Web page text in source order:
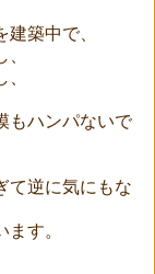
築中で、
もハンパないで
て逆に気にもな
す。